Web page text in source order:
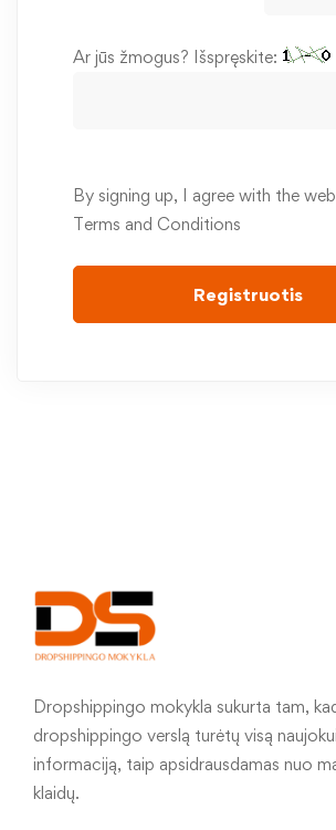
Ar jūs žmogus? Išspręskite:
By signing up, I agree with the
Terms and Conditions
Registruotis
Dropshippingo mokykla sukurta tam,
dropshippingo verslą turėtų visą
informaciją, taip apsidrausdamas nuo
klaidų.